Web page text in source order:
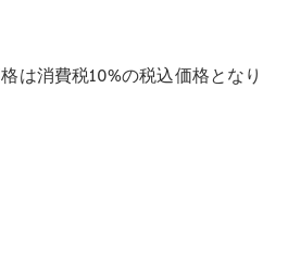
は消費税10%の税込価格となり